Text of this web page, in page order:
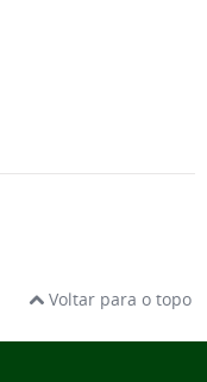
Voltar para o topo